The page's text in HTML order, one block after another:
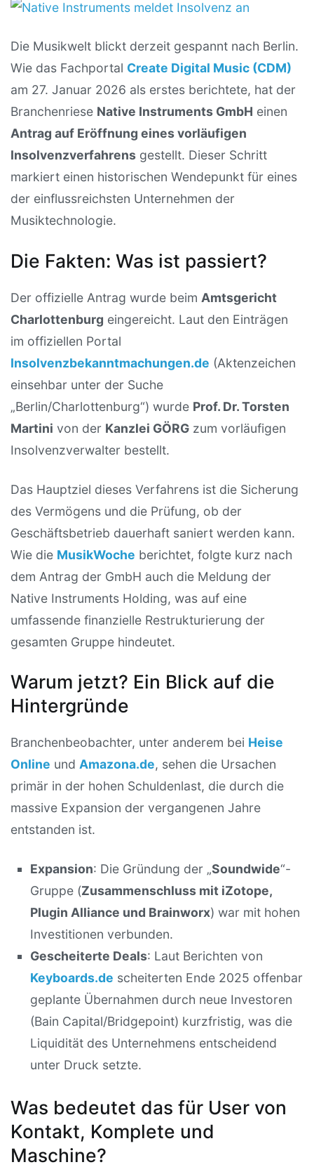
Die Musikwelt blickt derzeit gespannt nach Berlin.
Wie das Fachportal Create Digital Music (CDM)
am 27. Januar 2026 als erstes berichtete, hat der
Branchenriese Native Instruments GmbH einen
Antrag auf Eröffnung eines vorläufigen
Insolvenzverfahrens gestellt. Dieser Schritt
markiert einen historischen Wendepunkt für eines
der einflussreichsten Unternehmen der
Musiktechnologie.
Die Fakten: Was ist passiert?
Der offizielle Antrag wurde beim Amtsgericht
Charlottenburg eingereicht. Laut den Einträgen
im offiziellen Portal
Insolvenzbekanntmachungen.de (Aktenzeichen
einsehbar unter der Suche
„Berlin/Charlottenburg“) wurde Prof. Dr. Torsten
Martini von der Kanzlei GÖRG zum vorläufigen
Insolvenzverwalter bestellt.
Das Hauptziel dieses Verfahrens ist die Sicherung
des Vermögens und die Prüfung, ob der
Geschäftsbetrieb dauerhaft saniert werden kann.
Wie die MusikWoche berichtet, folgte kurz nach
dem Antrag der GmbH auch die Meldung der
Native Instruments Holding, was auf eine
umfassende finanzielle Restrukturierung der
gesamten Gruppe hindeutet.
Warum jetzt? Ein Blick auf die
Hintergründe
Branchenbeobachter, unter anderem bei Heise
Online und Amazona.de, sehen die Ursachen
primär in der hohen Schuldenlast, die durch die
massive Expansion der vergangenen Jahre
entstanden ist.
Expansion: Die Gründung der „Soundwide“-
Gruppe (Zusammenschluss mit iZotope,
Plugin Alliance und Brainworx) war mit hohen
Investitionen verbunden.
Gescheiterte Deals: Laut Berichten von
Keyboards.de scheiterten Ende 2025 offenbar
geplante Übernahmen durch neue Investoren
(Bain Capital/Bridgepoint) kurzfristig, was die
Liquidität des Unternehmens entscheidend
unter Druck setzte.
Was bedeutet das für User von
Kontakt, Komplete und
Maschine?